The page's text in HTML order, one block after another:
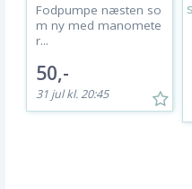
Fodpumpe næsten so
m ny med manomete
r...
50,-
31 jul kl. 20:45